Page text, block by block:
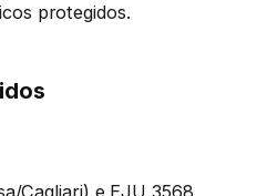
protegidos.
Cagliari) e EJU 3568